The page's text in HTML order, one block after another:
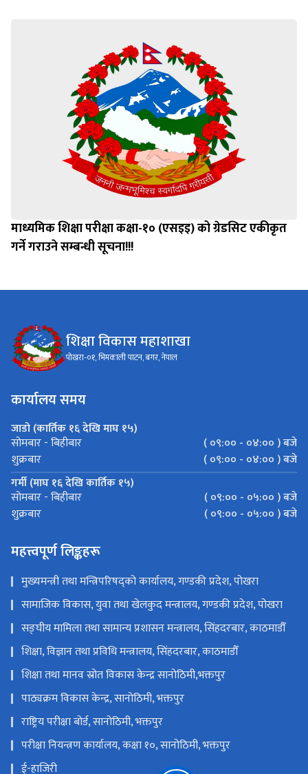
माध्यमिक शिक्षा परीक्षा कक्षा-१० (एसइइ) को ग्रेडसिट एकीकृत
गर्ने गराउने सम्बन्धी सूचना!!!
शिक्षा विकास महाशाखा
पोखरा-०१, भिमकाली पाटन, बगर, नेपाल
कार्यालय समय
जाडो (कार्तिक १६ देखि माघ १५)
सोमबार - बिहीबार
( ०९:०० - ०४:०० ) बजे
शुक्रबार
( ०९:०० - ०४:०० ) बजे
गर्मी (माघ १६ देखि कार्तिक १५)
सोमबार - बिहीबार
( ०९:०० - ०५:०० ) बजे
शुक्रबार
( ०९:०० - ०५:०० ) बजे
महत्त्वपूर्ण लिङ्कहरू
मुख्यमन्त्री तथा मन्त्रिपरिषद्को कार्यालय, गण्डकी प्रदेश, पोखरा
सामाजिक विकास, युवा तथा खेलकुद मन्त्रालय, गण्डकी प्रदेश, पोखरा
सङ्‍घीय मामिला तथा सामान्य प्रशासन मन्त्रालय, सिंहदरबार, काठमाडौँ
शिक्षा, विज्ञान तथा प्रविधि मन्त्रालय, सिंहदरबार, काठमाडौँ
शिक्षा तथा मानव स्रोत विकास केन्द्र सानोठिमी,भक्तपुर
पाठ्यक्रम विकास केन्द्र, सानोठिमी, भक्तपुर
राष्ट्रिय परीक्षा बोर्ड, सानोठिमी, भक्तपुर
परीक्षा नियन्त्रण कार्यालय, कक्षा १०, सानोठिमी, भक्तपुर
ई-हाजिरी